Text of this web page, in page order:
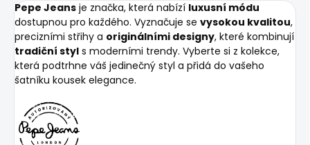
Pepe Jeans je značka, která nabízí luxusní módu
dostupnou pro každého. Vyznačuje se vysokou kvalitou,
precizními střihy a originálními designy, které kombinují
tradiční styl s moderními trendy. Vyberte si z kolekce,
která podtrhne váš jedinečný styl a přidá do vašeho
šatníku kousek elegance.